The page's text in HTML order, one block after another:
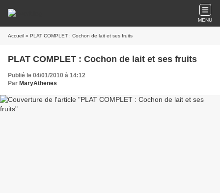
MENU
Accueil » PLAT COMPLET : Cochon de lait et ses fruits
PLAT COMPLET : Cochon de lait et ses fruits
Publié le 04/01/2010 à 14:12
Par MaryAthenes